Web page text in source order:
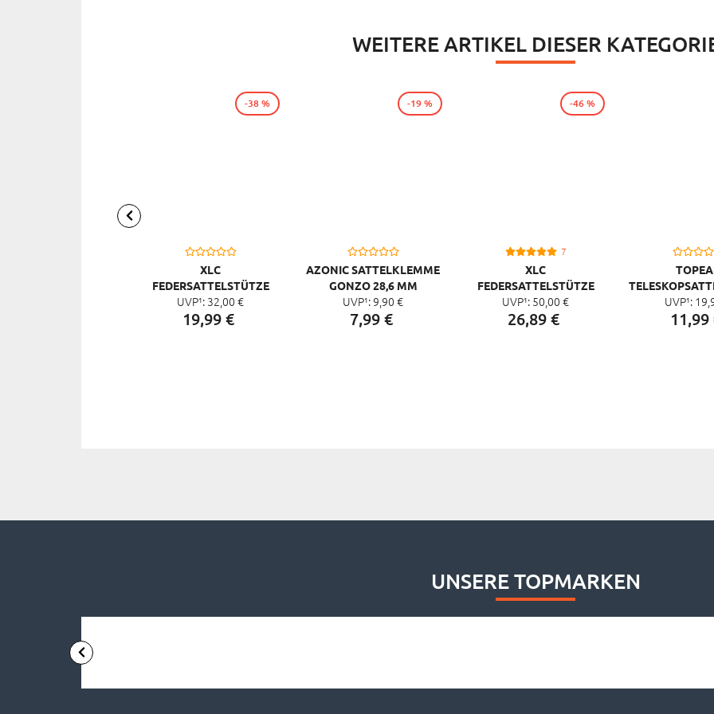
WEITERE ARTIKEL DIESER
XLC
FEDERSATTELSTÜTZE
SP01-01, SCHWARZ
UVP¹: 32, 00 €
19,99€
-38 %
AZONIC SATTELKLEMME
GONZO 28,6 MM
UVP¹: 9, 90 €
7,99 €
-19 %
7
XLC
FEDERSATTELSTÜTZE
PRO SP-S05, SCHWARZ
UVP¹: 50, 00 €
26,89€
-46 %
ADAPTER DP
UVP¹: 19,
11,99
UNSERE TOPMARKEN